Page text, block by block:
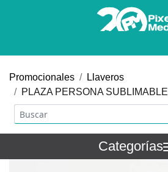
Promocionales
Llaveros
PLAZA PERSONA SUBLIMABLE
Categorías